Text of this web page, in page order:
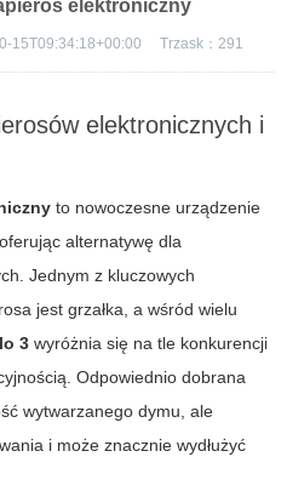
elektroniczny
15T09:34:18+00:00 Trzask： 291
elektronicznych i
to nowoczesne urządzenie
alternatywę dla
Jednym z kluczowych
jest grzałka, a wśród wielu
3 wyróżnia się na tle konkurencji
Odpowiednio dobrana
wytwarzanego dymu, ale
i może znacznie wydłużyć